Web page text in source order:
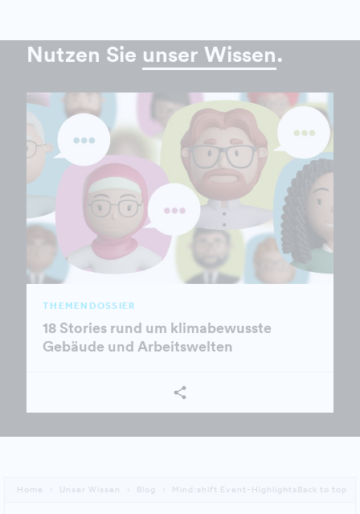
Nutzen Sie unser Wissen.
THEMENDOSSIER
18 Stories rund um klimabewusste
Gebäude und Arbeitswelten
Home Unser Wissen Blog Mind:shift Event-Highlights Back to top